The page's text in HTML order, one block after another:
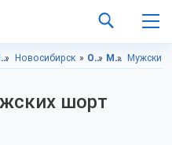
Новосибирская область Новосибирск Одежда Мужская одежда и аксессуары Мужские
шорт